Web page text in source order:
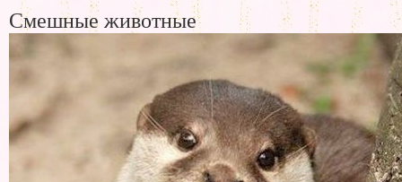
Смешные животные